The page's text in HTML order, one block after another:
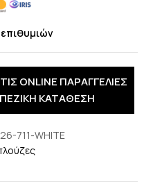
ONLINE ΠΑΡΑΓΓΕΛΙΕΣ
ΚΑΤΑΘΕΣΗ
711-WHITE